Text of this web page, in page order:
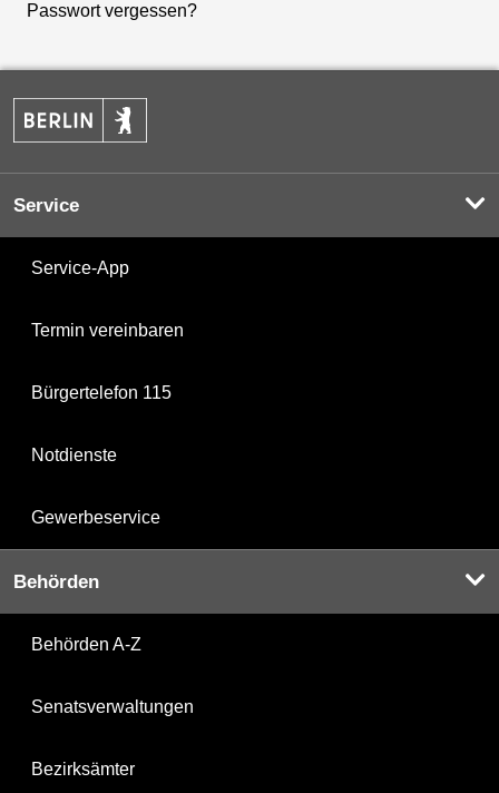
Passwort vergessen?
Service
Service-App
Termin vereinbaren
Bürgertelefon 115
Notdienste
Gewerbeservice
Behörden
Behörden A-Z
Senatsverwaltungen
Bezirksämter